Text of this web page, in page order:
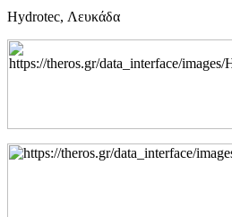
Hydrotec, Λευκάδα